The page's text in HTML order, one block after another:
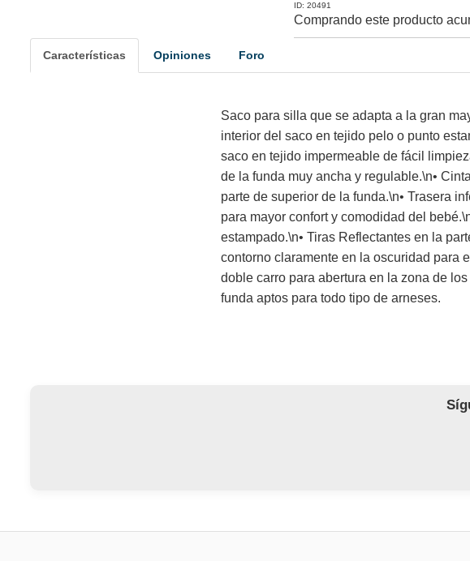
ID: 20491
Comprando este producto
Características Opiniones Foro
Saco para silla que se adapta a la gran
interior del saco en tejido pelo o punto
saco en tejido impermeable de fácil
de la funda muy ancha y regulable.\n•
parte de superior de la funda.\n• Trasera
para mayor confort y comodidad del
estampado.\n• Tiras Reflectantes en la
contorno claramente en la oscuridad para
doble carro para abertura en la zona de
funda aptos para todo tipo de arneses.